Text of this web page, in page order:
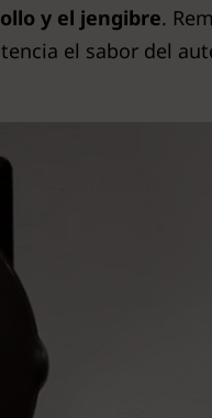
y el jengibre.
el sabor del